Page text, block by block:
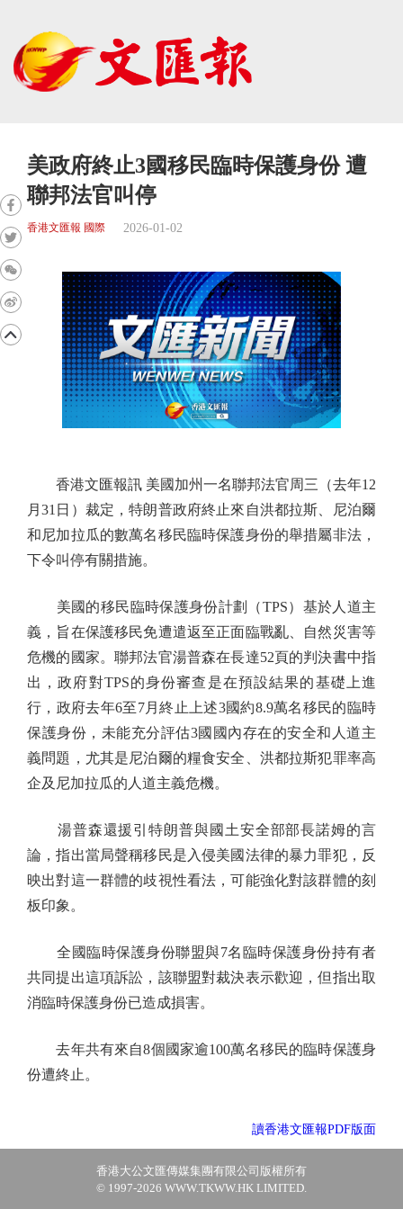
美政府終止3國移民臨時保護身份 遭
聯邦法官叫停
香港文匯報 國際 2026-01-02
香港文匯報訊 美國加州一名聯邦法官周三（去年12
月31日）裁定，特朗普政府終止來自洪都拉斯、尼泊爾
和尼加拉瓜的數萬名移民臨時保護身份的舉措屬非法，
下令叫停有關措施。
美國的移民臨時保護身份計劃（TPS）基於人道主
義，旨在保護移民免遭遣返至正面臨戰亂、自然災害等
危機的國家。聯邦法官湯普森在長達52頁的判決書中指
出，政府對TPS的身份審查是在預設結果的基礎上進
行，政府去年6至7月終止上述3國約8.9萬名移民的臨時
保護身份，未能充分評估3國國內存在的安全和人道主
義問題，尤其是尼泊爾的糧食安全、洪都拉斯犯罪率高
企及尼加拉瓜的人道主義危機。
湯普森還援引特朗普與國土安全部部長諾姆的言
論，指出當局聲稱移民是入侵美國法律的暴力罪犯，反
映出對這一群體的歧視性看法，可能強化對該群體的刻
板印象。
全國臨時保護身份聯盟與7名臨時保護身份持有者
共同提出這項訴訟，該聯盟對裁決表示歡迎，但指出取
消臨時保護身份已造成損害。
去年共有來自8個國家逾100萬名移民的臨時保護身
份遭終止。
讀香港文匯報PDF版面
香港大公文匯傳媒集團有限公司版權所有
© 1997-2026 WWW.TKWW.HK LIMITED.